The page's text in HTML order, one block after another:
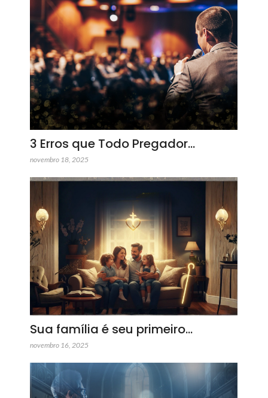
3 Erros que Todo Pregador…
novembro 18, 2025
Sua família é seu primeiro…
novembro 16, 2025